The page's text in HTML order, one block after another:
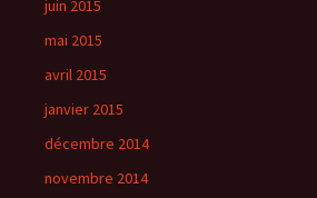
juin 2015
mai 2015
avril 2015
janvier 2015
décembre 2014
novembre 2014